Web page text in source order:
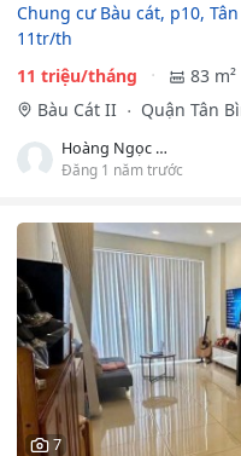
Chung cư Bàu cát, p10,
11tr/th
11 triệu/tháng
83 m²
Bàu Cát II
Quận Tân
Hoàng Ngọc Yên
Đăng 1 năm trước
7